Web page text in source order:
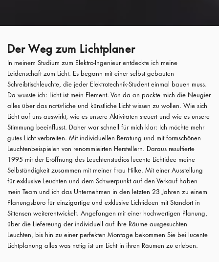
Der Weg zum Lichtplaner
In meinem Studium zum Elektro-Ingenieur entdeckte ich meine
Leidenschaft zum Licht. Es begann mit einer selbst gebauten
Schreibtischleuchte, die jeder Elektrotechnik-Student einmal bauen muss.
Da wusste ich: Licht ist mein Element. Von da an packte mich die Neugier
alles über das natürliche und künstliche Licht wissen zu wollen. Wie sich
Licht auf uns auswirkt, wie es unsere Aktivitäten steuert und wie es unsere
Stimmung beeinflusst. Daher war schnell für mich klar: Ich möchte mehr
gutes Licht verbreiten. Mit individuellen Beratung und mit formschönen
Leuchtenbeispielen von renommieirten Herstellern. Daraus resultierte
1995 mit der Eröffnung des Leuchtenstudios lucente Lichtidee meine
Selbständigkeit zusammen mit meiner Frau Hilke. Mit einer Ausstellung
für exklusive Leuchten und dem Schwerpunkt auf den Verkauf haben
mein Team und ich das Unternehmen in den letzten 23 Jahren zu einem
Planungsbüro für einzigartige und exklusive Lichtideen mit Standort in
Sittensen weiterentwickelt. Angefangen mit einer hochwertigen Planung,
über die Liefereung der individuell auf ihre Räume ausgesuchten
Leuchten, bis hin zu einer perfekten Montage bekommen Sie bei lucente
Lichtplanung alles was nötig ist um Licht in ihren Räumen zu erleben.